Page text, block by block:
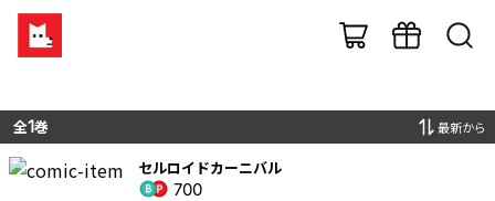
全1巻 最新から
セルロイドカーニバル
700